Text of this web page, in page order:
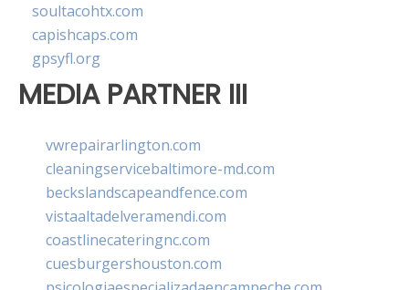
soultacohtx.com
capishcaps.com
gpsyfl.org
MEDIA PARTNER III
vwrepairarlington.com
cleaningservicebaltimore-md.com
beckslandscapeandfence.com
vistaaltadelveramendi.com
coastlinecateringnc.com
cuesburgershouston.com